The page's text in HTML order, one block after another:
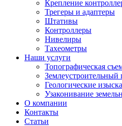
Крепление
Трегеры и адаптеры
Штативы
Контроллеры
Нивелиры
Тахеометры
Наши услуги
Топографическая
Землеустроительный
Геологические
Узаконивание
О компании
Контакты
Статьи